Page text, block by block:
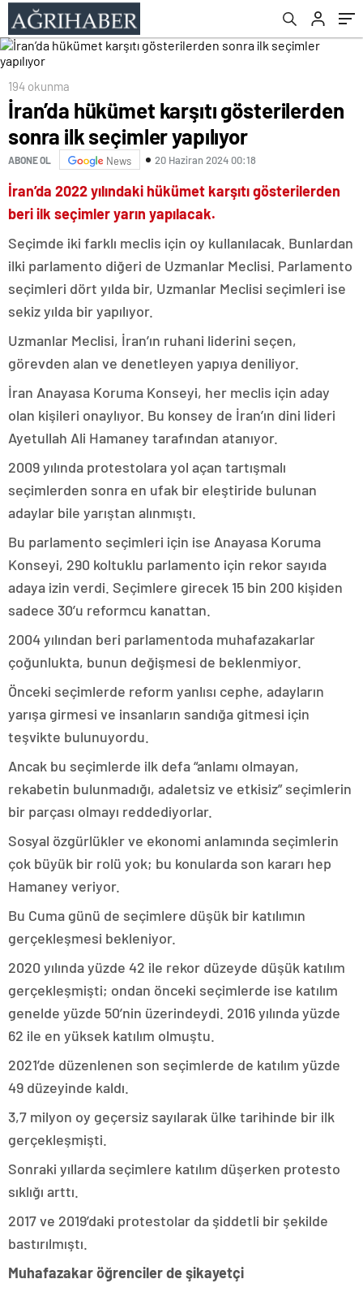
194 okunma
İran’da hükümet karşıtı gösterilerden
sonra ilk seçimler yapılıyor
ABONE OL News 20 Haziran 2024 00:18
İran’da 2022 yılındaki hükümet karşıtı gösterilerden
beri ilk seçimler yarın yapılacak.
Seçimde iki farklı meclis için oy kullanılacak. Bunlardan
ilki parlamento diğeri de Uzmanlar Meclisi. Parlamento
seçimleri dört yılda bir, Uzmanlar Meclisi seçimleri ise
sekiz yılda bir yapılıyor.
Uzmanlar Meclisi, İran’ın ruhani liderini seçen,
görevden alan ve denetleyen yapıya deniliyor.
İran Anayasa Koruma Konseyi, her meclis için aday
olan kişileri onaylıyor. Bu konsey de İran’ın dini lideri
Ayetullah Ali Hamaney tarafından atanıyor.
2009 yılında protestolara yol açan tartışmalı
seçimlerden sonra en ufak bir eleştiride bulunan
adaylar bile yarıştan alınmıştı.
Bu parlamento seçimleri için ise Anayasa Koruma
Konseyi, 290 koltuklu parlamento için rekor sayıda
adaya izin verdi. Seçimlere girecek 15 bin 200 kişiden
sadece 30’u reformcu kanattan.
2004 yılından beri parlamentoda muhafazakarlar
çoğunlukta, bunun değişmesi de beklenmiyor.
Önceki seçimlerde reform yanlısı cephe, adayların
yarışa girmesi ve insanların sandığa gitmesi için
teşvikte bulunuyordu.
Ancak bu seçimlerde ilk defa “anlamı olmayan,
rekabetin bulunmadığı, adaletsiz ve etkisiz” seçimlerin
bir parçası olmayı reddediyorlar.
Sosyal özgürlükler ve ekonomi anlamında seçimlerin
çok büyük bir rolü yok; bu konularda son kararı hep
Hamaney veriyor.
Bu Cuma günü de seçimlere düşük bir katılımın
gerçekleşmesi bekleniyor.
2020 yılında yüzde 42 ile rekor düzeyde düşük katılım
gerçekleşmişti; ondan önceki seçimlerde ise katılım
genelde yüzde 50’nin üzerindeydi. 2016 yılında yüzde
62 ile en yüksek katılım olmuştu.
2021’de düzenlenen son seçimlerde de katılım yüzde
49 düzeyinde kaldı.
3,7 milyon oy geçersiz sayılarak ülke tarihinde bir ilk
gerçekleşmişti.
Sonraki yıllarda seçimlere katılım düşerken protesto
sıklığı arttı.
2017 ve 2019’daki protestolar da şiddetli bir şekilde
bastırılmıştı.
Muhafazakar öğrenciler de şikayetçi